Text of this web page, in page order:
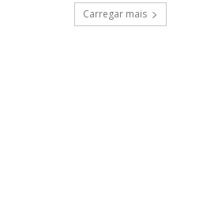
Carregar mais